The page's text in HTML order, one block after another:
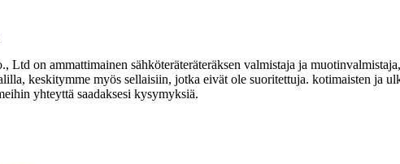
Ltd on ammattimainen sähköteräteräteräksen valmistaja ja
keskitymme myös sellaisiin, jotka eivät ole suoritettuja. kotimaisten ja
yhteyttä saadaksesi kysymyksiä.